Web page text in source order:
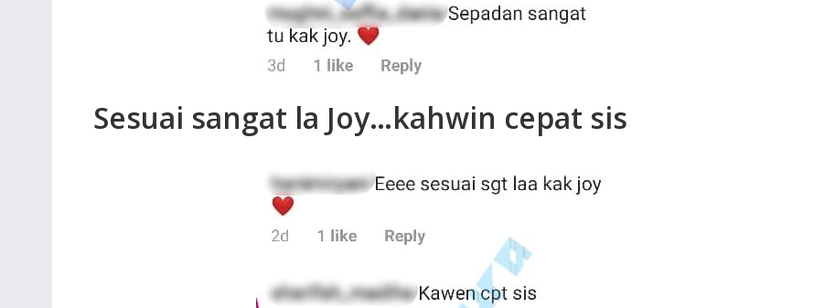
Sesuai sangat la Joy…kahwin cepat sis